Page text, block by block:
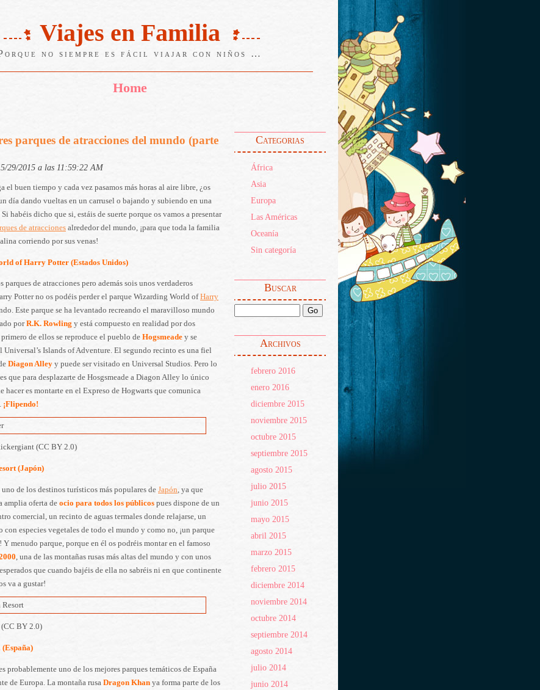
Viajes en Familia
no siempre es fácil viajar con niños …
Home
Categorias
África
Asia
Europa
Las Américas
Oceanía
Sin categoría
Buscar
Archivos
febrero 2016
enero 2016
diciembre 2015
noviembre 2015
octubre 2015
septiembre 2015
agosto 2015
julio 2015
junio 2015
mayo 2015
abril 2015
marzo 2015
febrero 2015
diciembre 2014
noviembre 2014
octubre 2014
septiembre 2014
agosto 2014
julio 2014
junio 2014
parques de atracciones del mundo (parte
29/2015 a las 11:59:22 AM
el buen tiempo y cada vez pasamos más horas al aire libre, ¿os
día dando vueltas en un carrusel o bajando y subiendo en una
habéis dicho que si, estáis de suerte porque os vamos a presentar
de atracciones alrededor del mundo, ¡para que toda la familia
corriendo por sus venas!
of Harry Potter (Estados Unidos)
parques de atracciones pero además sois unos verdaderos
Potter no os podéis perder el parque Wizarding World ofHarry
Este parque se ha levantado recreando el maravilloso mundo
porR.K. Rowling y está compuesto en realidad por dos
de ellos se reproduce el pueblo de Hogsmeade y se
Universal’s Islands of Adventure. El segundo recinto es una fiel
Diagon Alley y puede ser visitado en Universal Studios. Pero lo
que para desplazarte de Hosgsmeade a Diagon Alley lo único
hacer es montarte en el Expreso de Hogwarts que comunica
¡Flipendo!
(CC BY 2.0)
(Japón)
uno de los destinos turísticos más populares de Japón, ya que
amplia oferta de ocio para todos los públicos pues dispone de un
comercial, un recinto de aguas termales donde relajarse, un
especies vegetales de todo el mundo y como no, ¡un parque
Y menudo parque, porque en él os podréis montar en el famoso
, una de las montañas rusas más altas del mundo y con unos
que cuando bajéis de ella no sabréis ni en que continente
va a gustar!
(CC BY 2.0)
probablemente uno de los mejores parques temáticos de España
de Europa. La montaña rusa Dragon Khan ya forma parte de los